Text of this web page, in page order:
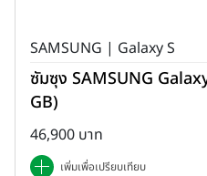
SAMSUNG | Galaxy S
ซัมซุง SAMSUNG
GB)
46,900 บาท
เพิ่มเพื่อเปรียบเทียบ